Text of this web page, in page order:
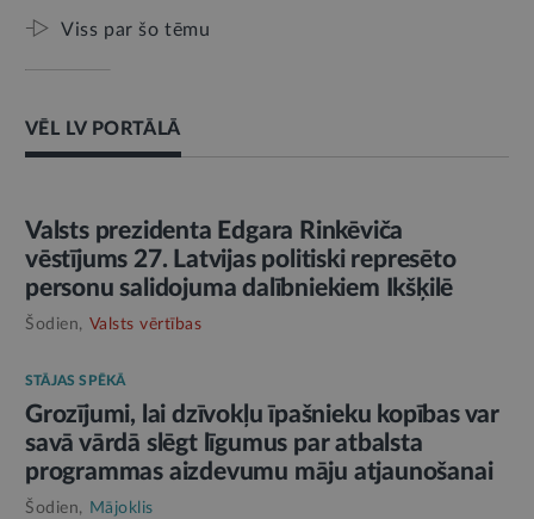
Viss par šo tēmu
VĒL LV PORTĀLĀ
AMATPERSONAS RUNA
Valsts prezidenta Edgara Rinkēviča
vēstījums 27. Latvijas politiski represēto
personu salidojuma dalībniekiem Ikšķilē
Šodien, Valsts vērtības
STĀJAS SPĒKĀ
Grozījumi, lai dzīvokļu īpašnieku kopības var
savā vārdā slēgt līgumus par atbalsta
programmas aizdevumu māju atjaunošanai
Šodien, Mājoklis